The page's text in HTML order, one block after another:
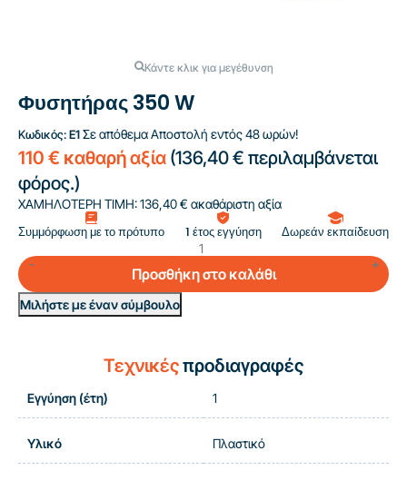
Κάντε κλικ για μεγέθυνση
Φυσητήρας 350 W
Κωδικός:E1Σε απόθεμαΑποστολή εντός 48 ωρών!
110 € καθαρή αξία (136,40 € περιλαμβάνεται
φόρος.)
ΧΑΜΗΛΟΤΕΡΗ ΤΙΜΗ:136,40 € ακαθάριστη αξία
Συμμόρφωση με το πρότυπο 1 έτος εγγύηση Δωρεάν εκπαίδευση
Προσθήκη στο καλάθι
Μιλήστε με έναν σύμβουλο
Τεχνικέςπροδιαγραφές
Εγγύηση (έτη) 1
Υλικό Πλαστικό